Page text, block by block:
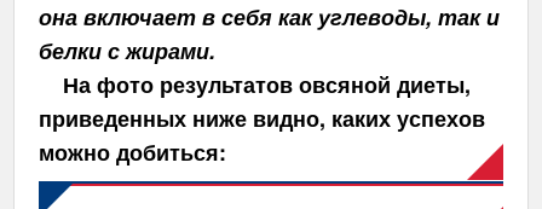
она включает в себя как углеводы, так и
белки с жирами.
На фото результатов овсяной диеты,
приведенных ниже видно, каких успехов
можно добиться: